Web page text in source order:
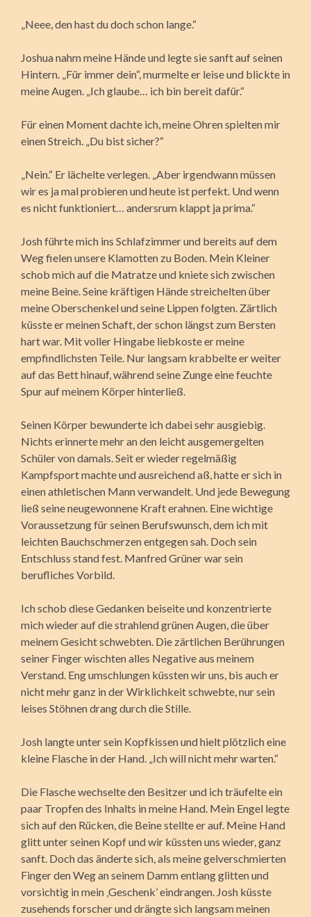
„Neee, den hast du doch schon lange.“
Joshua nahm meine Hände und legte sie sanft auf seinen
Hintern. „Für immer dein“, murmelte er leise und blickte in
meine Augen. „Ich glaube… ich bin bereit dafür.“
Für einen Moment dachte ich, meine Ohren spielten mir
einen Streich. „Du bist sicher?“
„Nein.“ Er lächelte verlegen. „Aber irgendwann müssen
wir es ja mal probieren und heute ist perfekt. Und wenn
es nicht funktioniert… andersrum klappt ja prima.“
Josh führte mich ins Schlafzimmer und bereits auf dem
Weg fielen unsere Klamotten zu Boden. Mein Kleiner
schob mich auf die Matratze und kniete sich zwischen
meine Beine. Seine kräftigen Hände streichelten über
meine Oberschenkel und seine Lippen folgten. Zärtlich
küsste er meinen Schaft, der schon längst zum Bersten
hart war. Mit voller Hingabe liebkoste er meine
empfindlichsten Teile. Nur langsam krabbelte er weiter
auf das Bett hinauf, während seine Zunge eine feuchte
Spur auf meinem Körper hinterließ.
Seinen Körper bewunderte ich dabei sehr ausgiebig.
Nichts erinnerte mehr an den leicht ausgemergelten
Schüler von damals. Seit er wieder regelmäßig
Kampfsport machte und ausreichend aß, hatte er sich in
einen athletischen Mann verwandelt. Und jede Bewegung
ließ seine neugewonnene Kraft erahnen. Eine wichtige
Voraussetzung für seinen Berufswunsch, dem ich mit
leichten Bauchschmerzen entgegen sah. Doch sein
Entschluss stand fest. Manfred Grüner war sein
berufliches Vorbild.
Ich schob diese Gedanken beiseite und konzentrierte
mich wieder auf die strahlend grünen Augen, die über
meinem Gesicht schwebten. Die zärtlichen Berührungen
seiner Finger wischten alles Negative aus meinem
Verstand. Eng umschlungen küssten wir uns, bis auch er
nicht mehr ganz in der Wirklichkeit schwebte, nur sein
leises Stöhnen drang durch die Stille.
Josh langte unter sein Kopfkissen und hielt plötzlich eine
kleine Flasche in der Hand. „Ich will nicht mehr warten.“
Die Flasche wechselte den Besitzer und ich träufelte ein
paar Tropfen des Inhalts in meine Hand. Mein Engel legte
sich auf den Rücken, die Beine stellte er auf. Meine Hand
glitt unter seinen Kopf und wir küssten uns wieder, ganz
sanft. Doch das änderte sich, als meine gelverschmierten
Finger den Weg an seinem Damm entlang glitten und
vorsichtig in mein ‚Geschenk’ eindrangen. Josh küsste
zusehends forscher und drängte sich langsam meinen